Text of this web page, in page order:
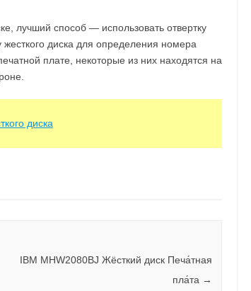
лучший способ — использовать отвертку
жесткого диска для определения номера
плате, некоторые из них находятся на
диска
IBM MHW2080BJ Жёсткий диск Печа́тная
пла́та →